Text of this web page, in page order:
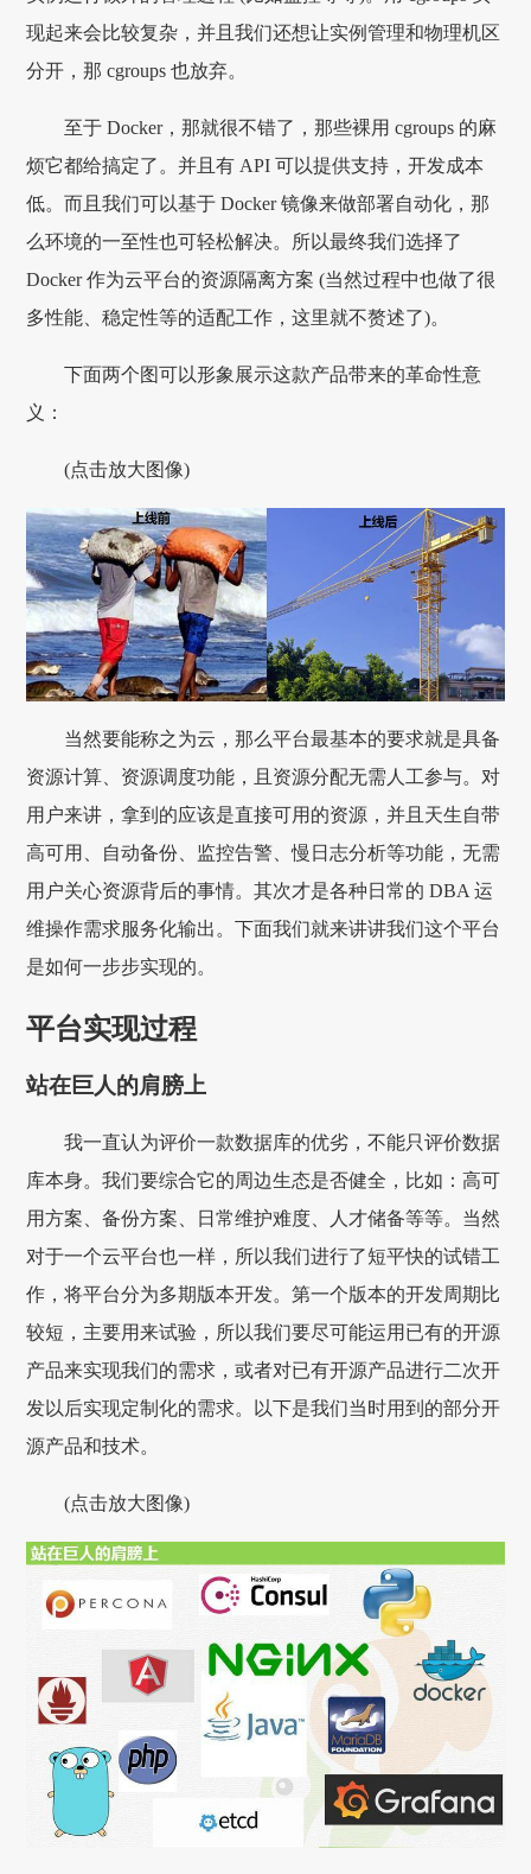
现起来会比较复杂，并且我们还想让实例管理和物理机区
分开，那 cgroups 也放弃。
至于 Docker，那就很不错了，那些裸用 cgroups 的麻
烦它都给搞定了。并且有 API 可以提供支持，开发成本
低。而且我们可以基于 Docker 镜像来做部署自动化，那
么环境的一至性也可轻松解决。所以最终我们选择了
Docker 作为云平台的资源隔离方案 (当然过程中也做了很
多性能、稳定性等的适配工作，这里就不赘述了)。
下面两个图可以形象展示这款产品带来的革命性意
义：
(点击放大图像)
当然要能称之为云，那么平台最基本的要求就是具备
资源计算、资源调度功能，且资源分配无需人工参与。对
用户来讲，拿到的应该是直接可用的资源，并且天生自带
高可用、自动备份、监控告警、慢日志分析等功能，无需
用户关心资源背后的事情。其次才是各种日常的 DBA 运
维操作需求服务化输出。下面我们就来讲讲我们这个平台
是如何一步步实现的。
平台实现过程
站在巨人的肩膀上
我一直认为评价一款数据库的优劣，不能只评价数据
库本身。我们要综合它的周边生态是否健全，比如：高可
用方案、备份方案、日常维护难度、人才储备等等。当然
对于一个云平台也一样，所以我们进行了短平快的试错工
作，将平台分为多期版本开发。第一个版本的开发周期比
较短，主要用来试验，所以我们要尽可能运用已有的开源
产品来实现我们的需求，或者对已有开源产品进行二次开
发以后实现定制化的需求。以下是我们当时用到的部分开
源产品和技术。
(点击放大图像)